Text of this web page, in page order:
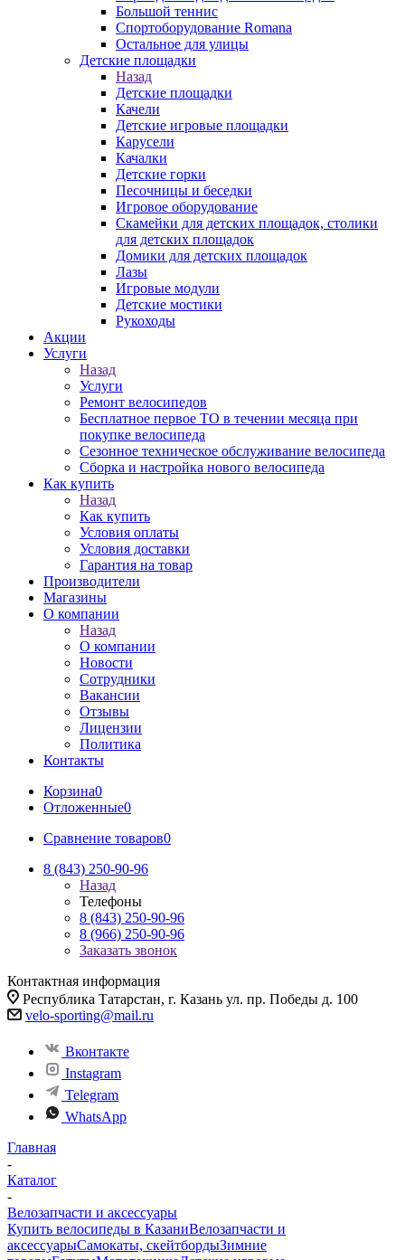
Большой теннис
Спортоборудование Romana
Остальное для улицы
Детские площадки
Назад
Детские площадки
Качели
Детские игровые площадки
Карусели
Качалки
Детские горки
Песочницы и беседки
Игровое оборудование
Скамейки для детских площадок, столики
для детских площадок
Домики для детских площадок
Лазы
Игровые модули
Детские мостики
Рукоходы
Акции
Услуги
Назад
Услуги
Ремонт велосипедов
Бесплатное первое ТО в течении месяца при
покупке велосипеда
Сезонное техническое обслуживание велосипеда
Сборка и настройка нового велосипеда
Как купить
Назад
Как купить
Условия оплаты
Условия доставки
Гарантия на товар
Производители
Магазины
О компании
Назад
О компании
Новости
Сотрудники
Вакансии
Отзывы
Лицензии
Политика
Контакты
Корзина0
Отложенные0
Сравнение товаров0
8 (843) 250-90-96
Назад
Телефоны
8 (843) 250-90-96
8 (966) 250-90-96
Заказать звонок
Контактная информация
Республика Татарстан, г. Казань ул. пр. Победы д. 100
velo-sporting@mail.ru
Вконтакте
Instagram
Telegram
WhatsApp
Главная
-
Каталог
-
Велозапчасти и аксессуары
Купить велосипеды в КазаниВелозапчасти и
аксессуарыСамокаты, скейтбордыЗимние